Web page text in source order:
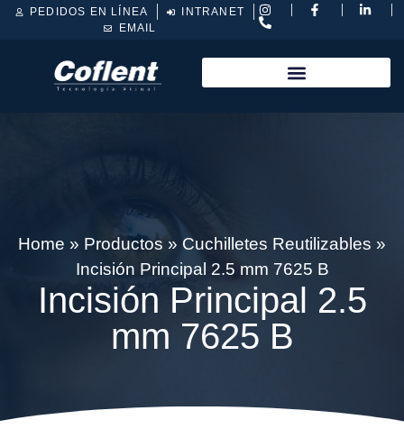
PEDIDOS EN LÍNEA
INTRANET
EMAIL
Home » Productos » Cuchilletes Reutilizables »
Incisión Principal 2.5 mm 7625 B
Incisión Principal 2.5
mm 7625 B